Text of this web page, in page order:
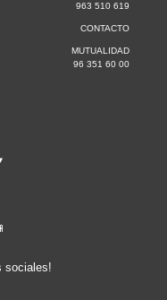
963 510 619
CONTACTO
MUTUALIDAD
96 351 60 00
sociales!